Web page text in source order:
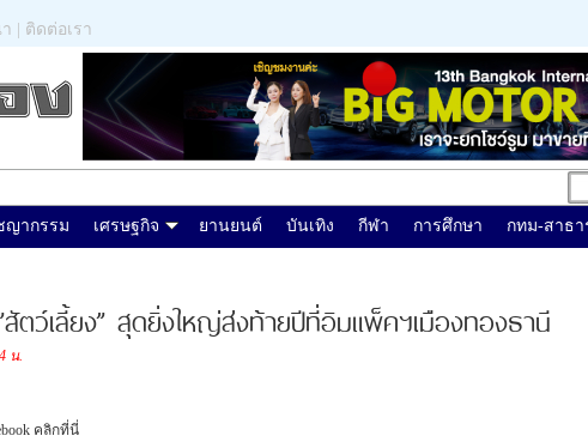
ติดต่อเรา
ญากรรม เศรษฐกิจ ยานยนต์ บันเทิง กีฬา การศึกษา กทม-สาธ
ตว์เลี้ยง” สุดยิ่งใหญ่ส่งท้ายปีที่อิมแพ็คฯเมืองทองธานี
น.
คลิกที่นี่